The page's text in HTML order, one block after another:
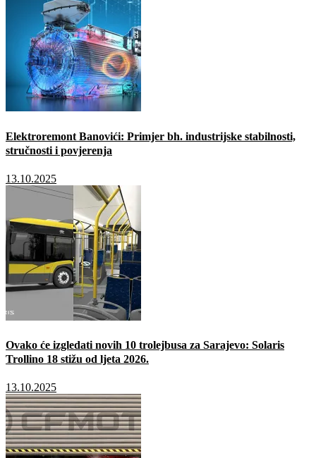
Elektroremont Banovići: Primjer bh. industrijske stabilnosti,
stručnosti i povjerenja
13.10.2025
Ovako će izgledati novih 10 trolejbusa za Sarajevo: Solaris
Trollino 18 stižu od ljeta 2026.
13.10.2025